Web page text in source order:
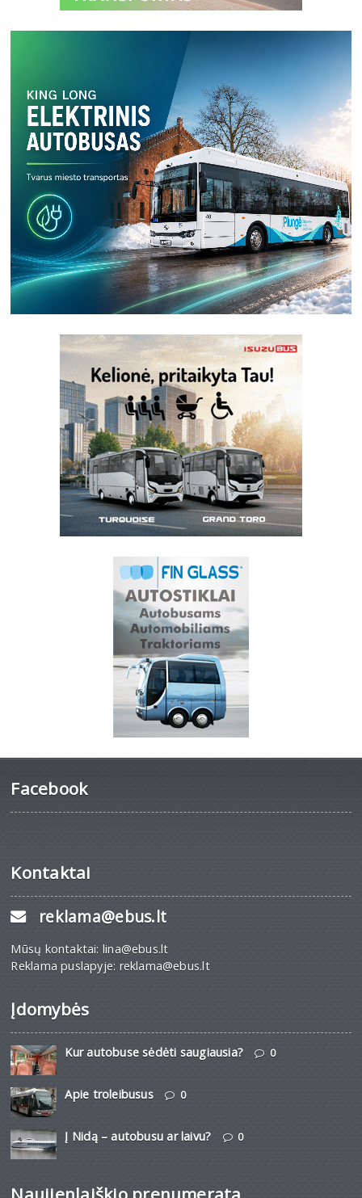
Facebook
Kontaktai
reklama@ebus.lt
Mūsų kontaktai: lina@ebus.lt
Reklama puslapyje: reklama@ebus.lt
Įdomybės
Kur autobuse sėdėti saugiausia? 0
Apie troleibusus 0
Į Nidą – autobusu ar laivu? 0